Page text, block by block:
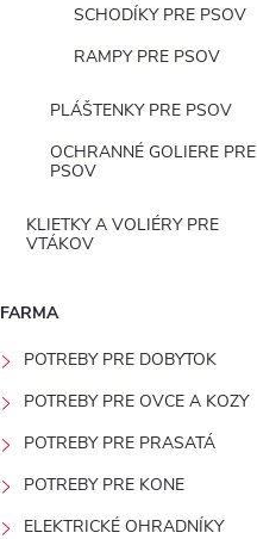
SCHODÍKY PRE PSOV
RAMPY PRE PSOV
PLÁŠTENKY PRE PSOV
OCHRANNÉ GOLIERE PRE
PSOV
KLIETKY A VOLIÉRY PRE
VTÁKOV
FARMA
POTREBY PRE DOBYTOK
POTREBY PRE OVCE A KOZY
POTREBY PRE PRASATÁ
POTREBY PRE KONE
ELEKTRICKÉ OHRADNÍKY